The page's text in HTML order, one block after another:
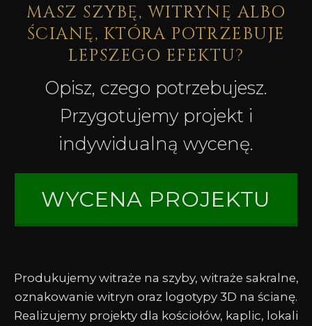
MASZ SZYBĘ, WITRYNĘ ALBO
ŚCIANĘ, KTÓRA POTRZEBUJE
LEPSZEGO EFEKTU?
Opisz, czego potrzebujesz.
Przygotujemy projekt i
indywidualną wycenę.
WYCENA PROJEKTU
Produkujemy witraże na szyby, witraże sakralne,
oznakowanie witryn oraz logotypy 3D na ścianę.
Realizujemy projekty dla kościołów, kaplic, lokali